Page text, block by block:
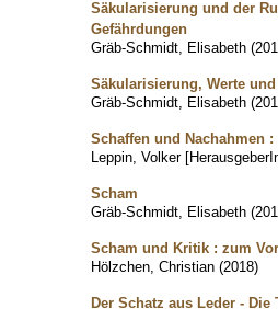
Säkularisierung und der
Gefährdungen
Gräb-Schmidt, Elisabeth (
Säkularisierung, Werte
Gräb-Schmidt, Elisabeth (
Schaffen und Nachahmen
Leppin, Volker
Scham
Gräb-Schmidt, Elisabeth (
Scham und Kritik : zum
Hölzchen, Christian (2018)
Der Schatz aus Leder - Die